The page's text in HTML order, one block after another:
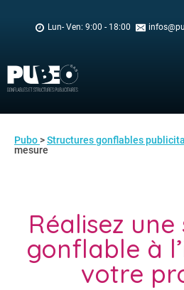
Lun- Ven: 9:00 - 18:00
Pubo>Structures gonflables
mesure
Réalisez
gonflable à
votre